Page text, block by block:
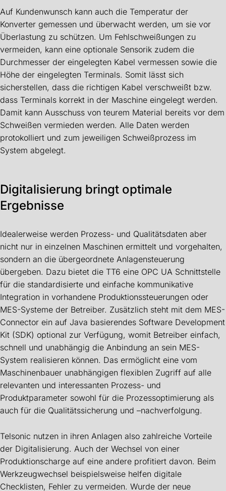
Auf Kundenwunsch kann auch die Temperatur der
Konverter gemessen und überwacht werden, um sie vor
Überlastung zu schützen. Um Fehlschweißungen zu
vermeiden, kann eine optionale Sensorik zudem die
Durchmesser der eingelegten Kabel vermessen sowie die
Höhe der eingelegten Terminals. Somit lässt sich
sicherstellen, dass die richtigen Kabel verschweißt bzw.
dass Terminals korrekt in der Maschine eingelegt werden.
Damit kann Ausschuss von teurem Material bereits vor dem
Schweißen vermieden werden. Alle Daten werden
protokolliert und zum jeweiligen Schweißprozess im
System abgelegt.
Digitalisierung bringt optimale
Ergebnisse
Idealerweise werden Prozess- und Qualitätsdaten aber
nicht nur in einzelnen Maschinen ermittelt und vorgehalten,
sondern an die übergeordnete Anlagensteuerung
übergeben. Dazu bietet die TT6 eine OPC UA Schnittstelle
für die standardisierte und einfache kommunikative
Integration in vorhandene Produktionssteuerungen oder
MES-Systeme der Betreiber. Zusätzlich steht mit dem MES-
Connector ein auf Java basierendes Software Development
Kit (SDK) optional zur Verfügung, womit Betreiber einfach,
schnell und unabhängig die Anbindung an sein MES-
System realisieren können. Das ermöglicht eine vom
Maschinenbauer unabhängigen flexiblen Zugriff auf alle
relevanten und interessanten Prozess- und
Produktparameter sowohl für die Prozessoptimierung als
auch für die Qualitätssicherung und –nachverfolgung.
Telsonic nutzen in ihren Anlagen also zahlreiche Vorteile
der Digitalisierung. Auch der Wechsel von einer
Produktionscharge auf eine andere profitiert davon. Beim
Werkzeugwechsel beispielsweise helfen digitale
Checklisten, Fehler zu vermeiden. Wurde der neue